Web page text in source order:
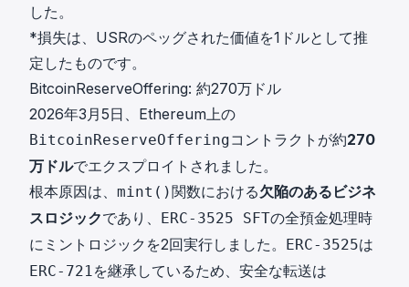
した。
*損失は、USRのペッグされた価値を1ドルとして推
定したものです。
BitcoinReserveOffering: 約270万ドル
2026年3月5日、Ethereum上の
BitcoinReserveOfferingコントラクトが約270
万ドルでエクスプロイトされました。
根本原因は、 mint()関数における欠陥のあるビジネ
スロジックであり、 ERC-3525 SFTの全預金処理時
にミントロジックを2回実行しました。 ERC-3525は
ERC-721を継承しているため、安全な転送は